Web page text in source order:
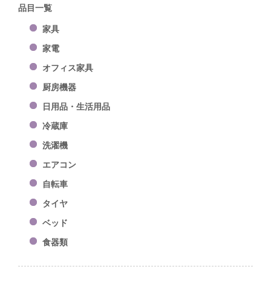
品目一覧
家具
家電
オフィス家具
厨房機器
日用品・生活用品
冷蔵庫
洗濯機
エアコン
自転車
タイヤ
ベッド
食器類